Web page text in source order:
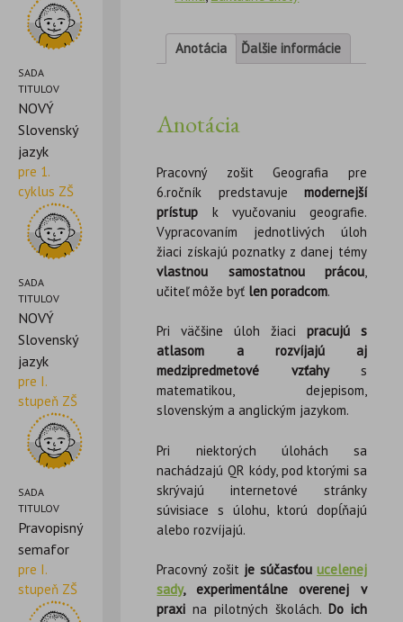
SADA
TITULOV
NOVÝ
Slovenský
jazyk
pre 1.
cyklus ZŠ
SADA
TITULOV
NOVÝ
Slovenský
jazyk
pre I.
stupeň ZŠ
SADA
TITULOV
Pravopisný
semafor
pre I.
stupeň ZŠ
Anotácia Ďalšie informácie
Anotácia
Pracovný zošit Geografia pre
6.ročník predstavuje modernejší
prístup k vyučovaniu geografie.
Vypracovaním jednotlivých úloh
žiaci získajú poznatky z danej témy
vlastnou samostatnou prácou
učiteľ môže byť len poradcom.
Pri väčšine úloh žiacipracujú s
atlasom a rozvíjajú aj
medzipredmetové vzťahys
matematikou, dejepisom,
slovenským a anglickým jazykom.
Pri niektorých úlohách sa
nachádzajú QR kódy, pod ktorými sa
skrývajú internetové stránky
súvisiace s úlohu, ktorú dopĺňajú
alebo rozvíjajú.
Pracovný zošit je súčasťou ucelenej
sady, experimentálne overenej v
praxi na pilotných školách.Do ich